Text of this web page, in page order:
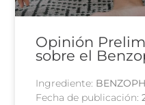
Opinión
sobre el
Ingrediente:
Fecha de publicación: